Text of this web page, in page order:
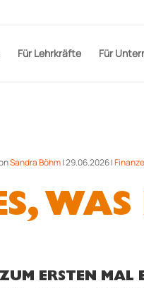
Für Lehrkräfte Für
Sandra Böhm|29.06.2026|
WAS
ERSTEN MAL